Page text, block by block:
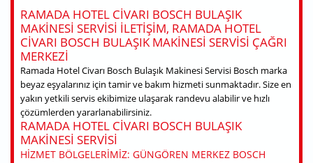
RAMADA HOTEL CIVARI BOSCH BULAŞIK
MAKINESI SERVISI ILETIŞIM, RAMADA HOTEL
CIVARI BOSCH BULAŞIK MAKINESI SERVISI ÇAĞRI
MERKEZI
Ramada Hotel Civarı Bosch Bulaşık Makinesi Servisi Bosch marka
beyaz eşyalarınız için tamir ve bakım hizmeti sunmaktadır. Size en
yakın yetkili servis ekibimize ulaşarak randevu alabilir ve hızlı
çözümlerden yararlanabilirsiniz.
RAMADA HOTEL CIVARI BOSCH BULAŞIK
MAKINESI SERVISI
HIZMET BÖLGELERIMIZ: GÜNGÖREN MERKEZ BOSCH